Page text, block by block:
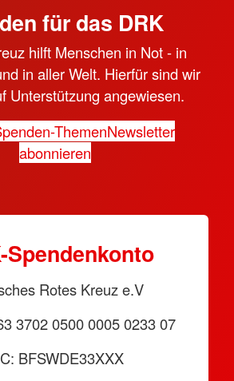
für das DRK
hilft Menschen in Not - in
in aller Welt. Hierfür sind wir
Unterstützung angewiesen.
ThemenNewsletter
abonnieren
Spendenkonto
Rotes Kreuz e.V
3702 0500 0005 0233 07
BFSWDE33XXX